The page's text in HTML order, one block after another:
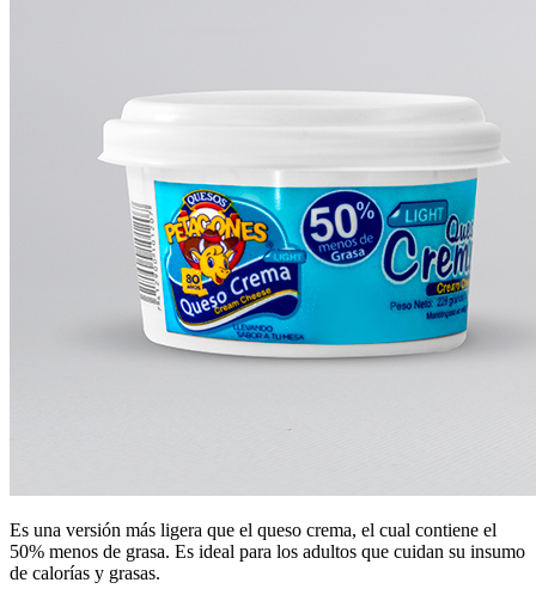
Es una versión más ligera que el queso crema, el cual contiene el
50% menos de grasa. Es ideal para los adultos que cuidan su insumo
de calorías y grasas.